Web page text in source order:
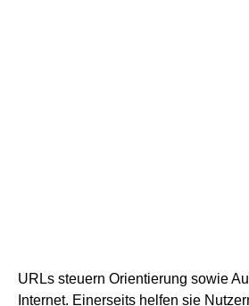
URLs steuern Orientierung sowie
Internet. Einerseits helfen sie